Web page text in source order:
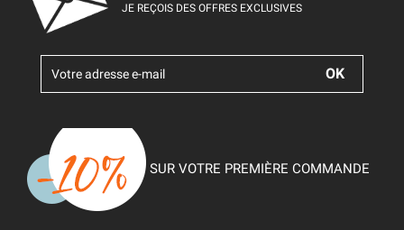
JE REÇOIS DES OFFRES EXCLUSIVES
SUR VOTRE PREMIÈRE COMMANDE